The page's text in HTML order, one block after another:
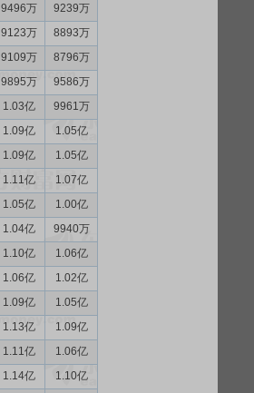
9496万
9239万
9123万
8893万
9109万
8796万
9895万
9586万
1.03亿
9961万
1.09亿
1.05亿
1.09亿
1.05亿
1.11亿
1.07亿
1.05亿
1.00亿
1.04亿
9940万
1.10亿
1.06亿
1.06亿
1.02亿
1.09亿
1.05亿
1.13亿
1.09亿
1.11亿
1.06亿
1.14亿
1.10亿